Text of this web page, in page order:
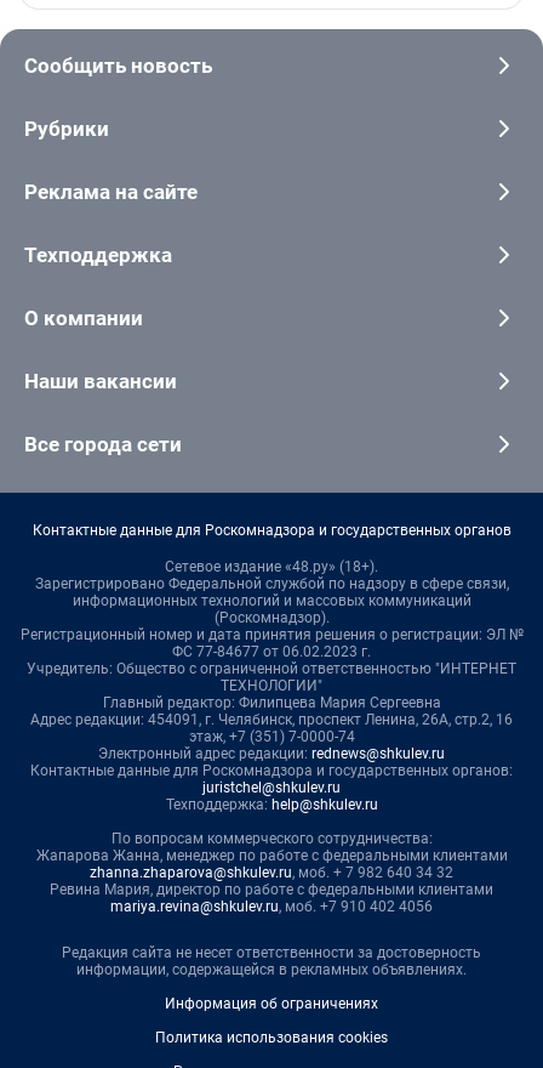
Сообщить новость
Рубрики
Реклама на сайте
Техподдержка
О компании
Наши вакансии
Все города сети
Контактные данные для Роскомнадзора и государственных органов
Сетевое издание «48.ру» (18+).
Зарегистрировано Федеральной службой по надзору в сфере связи,
информационных технологий и массовых коммуникаций
(Роскомнадзор).
Регистрационный номер и дата принятия решения о регистрации: ЭЛ №
ФС 77-84677 от 06.02.2023 г.
Учредитель: Общество с ограниченной ответственностью "ИНТЕРНЕТ
ТЕХНОЛОГИИ"
Главный редактор: Филипцева Мария Сергеевна
Адрес редакции: 454091, г. Челябинск, проспект Ленина, 26А, стр.2, 16
этаж, +7 (351) 7-0000-74
Электронный адрес редакции: rednews@shkulev.ru
Контактные данные для Роскомнадзора и государственных органов:
juristchel@shkulev.ru
Техподдержка: help@shkulev.ru
По вопросам коммерческого сотрудничества:
Жапарова Жанна, менеджер по работе с федеральными клиентами
zhanna.zhaparova@shkulev.ru, моб. + 7 982 640 34 32
Ревина Мария, директор по работе с федеральными клиентами
mariya.revina@shkulev.ru, моб. +7 910 402 4056
Редакция сайта не несет ответственности за достоверность
информации, содержащейся в рекламных объявлениях.
Информация об ограничениях
Политика использования cookies